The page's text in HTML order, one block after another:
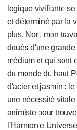
logique vivifiante
et déterminé par la
plus. Non, mon
doués d'une
médium et qui sont
du monde du haut
d'acier et jasmin :
une nécessité
animiste pour
l'Harmonie